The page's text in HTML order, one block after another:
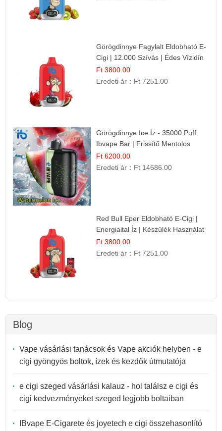
Görögdinnye Fagylalt Eldobható E-
Cigi | 12.000 Szívás | Édes Vízidín
Íz
Ft 3800.00
Eredeti ár： Ft 7251.00
Görögdinnye Ice Íz - 35000 Puff
Ibvape Bar | Frissítő Mentolos
Élmény!
Ft 6200.00
Eredeti ár： Ft 14686.00
Red Bull Eper Eldobható E-Cigi |
Energiaital Íz | Készülék Használat
Ft 3800.00
Eredeti ár： Ft 7251.00
Blog
Vape vásárlási tanácsok és Vape akciók helyben - e
cigi gyöngyös boltok, ízek és kezdők útmutatója
e cigi szeged vásárlási kalauz - hol találsz e cigi és
cigi kedvezményeket szeged legjobb boltaiban
IBvape E-Cigarete és joyetech e cigi összehasonlító